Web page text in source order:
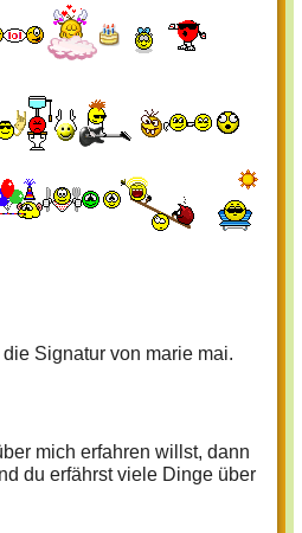
Signatur von marie mai.
mich erfahren willst, dann
du erfährst viele Dinge über